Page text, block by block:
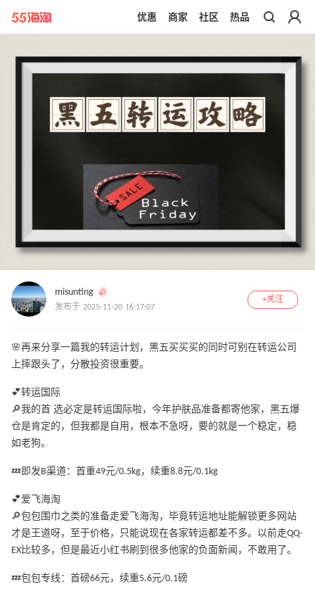
带你去官网买正品
优惠 商家 社区 热品
misunting
发布于 2025-11-20 16:17:07
+关注
🌸再来分享一篇我的转运计划，黑五买买买的同时可别在转运公司
上摔跟头了，分散投资很重要。
💕转运国际
🔎我的首 选必定是转运国际啦，今年护肤品准备都寄他家，黑五爆
仓是肯定的，但我都是自用，根本不急呀，要的就是一个稳定，稳
如老狗。
💤即发B渠道：首重49元/0.5kg，续重8.8元/0.1kg
💕爱飞海淘
🔎包包围巾之类的准备走爱飞海淘，毕竟转运地址能解锁更多网站
才是王道呀，至于价格，只能说现在各家转运都差不多。以前走QQ-
EX比较多，但是最近小红书刷到很多他家的负面新闻，不敢用了。
💤包包专线：首磅66元，续重5.6元/0.1磅